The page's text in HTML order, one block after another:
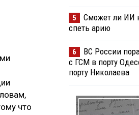
что
5
Сможет ли ИИ
спеть арию
6
ВС России
с ГСМ в порту
порту Николаева